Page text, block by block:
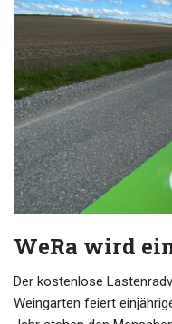
WeRa wird
Der kostenlose
Weingarten feiert